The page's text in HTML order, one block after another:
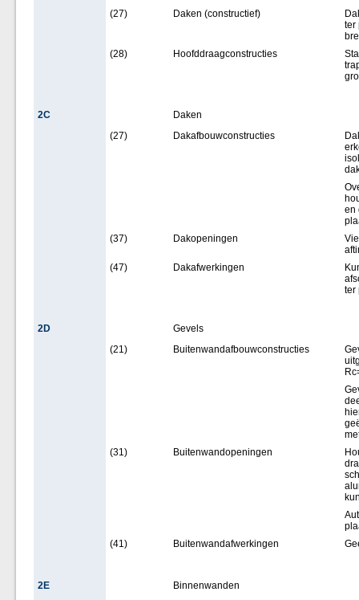
(27)
Daken (constructief)
ter
(28)
Hoofddraagconstructies
2C
Daken
(27)
Dakafbouwconstructies
en
(37)
Dakopeningen
(47)
Dakafwerkingen
ter
2D
Gevels
(21)
Buitenwandafbouwconstructies
(31)
Buitenwandopeningen
(41)
Buitenwandafwerkingen
2E
Binnenwanden